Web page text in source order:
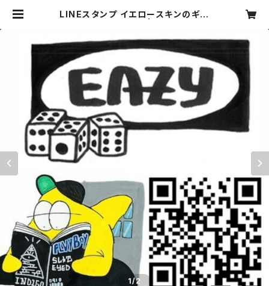
LINEスタンプ イエロースキンのギー
1/2